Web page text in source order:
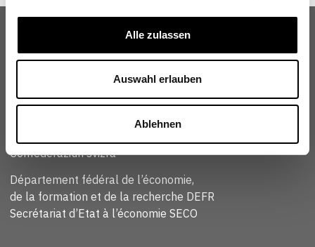
Alle zulassen
Auswahl erlauben
Ablehnen
Schweizerische Eidgenossenschaft
Confederaziun svizra
Département fédéral de l’économie,
de la formation et de la recherche DEFR
Secrétariat d’Etat à l’économie SECO